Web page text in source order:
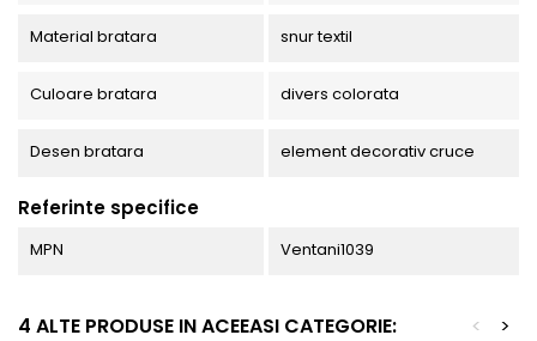
Material bratara snur textil
Culoare bratara divers colorata
Desen bratara element decorativ cruce
Referinte specifice
MPN Ventani1039
4 ALTE PRODUSE IN ACEEASI CATEGORIE: >
<